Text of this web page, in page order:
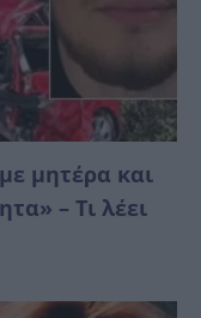
μητέρα και
– Τι λέει